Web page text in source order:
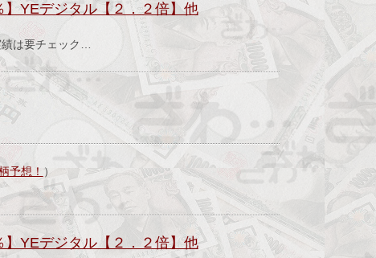
YEデジタル【２．２倍】他
は要チェック…
予想！ ）
YEデジタル【２．２倍】他